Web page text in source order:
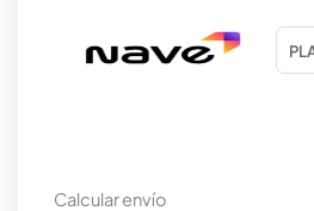
Calcular envío